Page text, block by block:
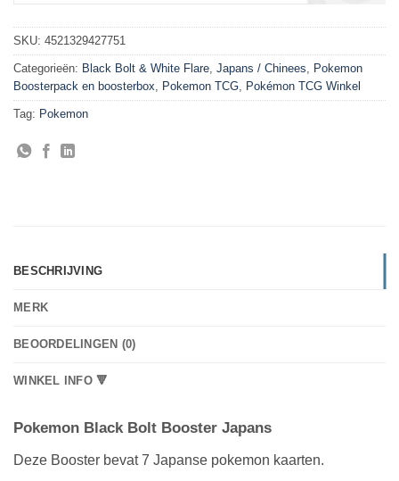
SKU: 4521329427751
Categorieën: Black Bolt & White Flare Japans / Chinees
Pokemon
Boosterpack en boosterbox
Pokemon TCG Pokémon TCG Winkel
Tag: Pokemon
BESCHRIJVING
MERK
BEOORDELINGEN (0)
WINKEL INFO 🔻
Pokemon Black Bolt Booster Japans
Deze Booster bevat 7 Japanse pokemon kaarten.